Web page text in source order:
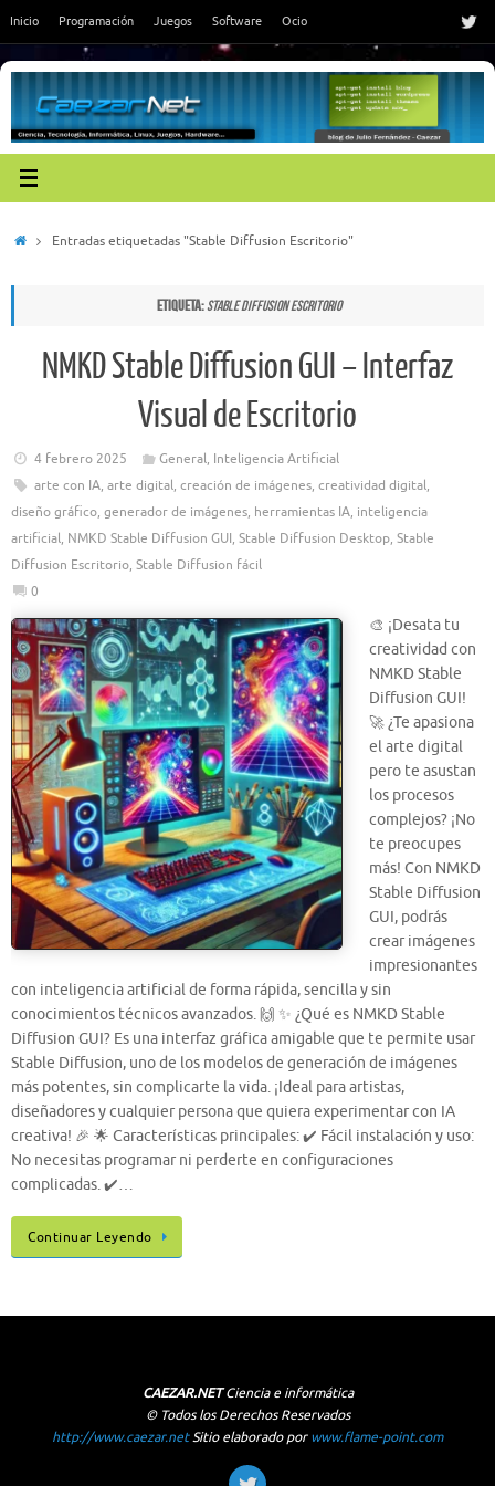
contenido
Inicio Programación Juegos Software Ocio
InicioEntradas etiquetadas "Stable Diffusion Escritorio"
Etiqueta:Stable Diffusion Escritorio
NMKD Stable Diffusion GUI – Interfaz
Visual de Escritorio
4 febrero 2025 General, Inteligencia Artificial
arte con IA, arte digital, creación de imágenes, creatividad digital,
diseño gráfico, generador de imágenes, herramientas IA, inteligencia
artificial, NMKD Stable Diffusion GUI, Stable Diffusion Desktop, Stable
Diffusion Escritorio, Stable Diffusion fácil
0
🎨 ¡Desata tu
creatividad con
NMKD Stable
Diffusion GUI!
🚀 ¿Te apasiona
el arte digital
pero te asustan
los procesos
complejos? ¡No
te preocupes
más! Con NMKD
Stable Diffusion
GUI, podrás
crear imágenes
impresionantes
con inteligencia artificial de forma rápida, sencilla y sin
conocimientos técnicos avanzados. 🙌 ✨ ¿Qué es NMKD Stable
Diffusion GUI? Es una interfaz gráfica amigable que te permite usar
Stable Diffusion, uno de los modelos de generación de imágenes
más potentes, sin complicarte la vida. ¡Ideal para artistas,
diseñadores y cualquier persona que quiera experimentar con IA
creativa! 🎉 🌟 Características principales: ✔️ Fácil instalación y uso:
No necesitas programar ni perderte en configuraciones
complicadas. ✔️…
Continuar Leyendo
CAEZAR.NETCiencia e informática
© Todos los Derechos Reservados
http://www.caezar.netSitio elaborado porwww.flame-point.com